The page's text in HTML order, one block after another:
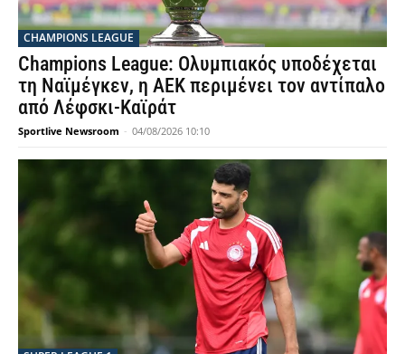
CHAMPIONS LEAGUE
Champions League: Ολυμπιακός υποδέχεται
τη Ναϊμέγκεν, η ΑΕΚ περιμένει τον αντίπαλο
από Λέφσκι-Καϊράτ
Sportlive Newsroom - 04/08/2026 10:10